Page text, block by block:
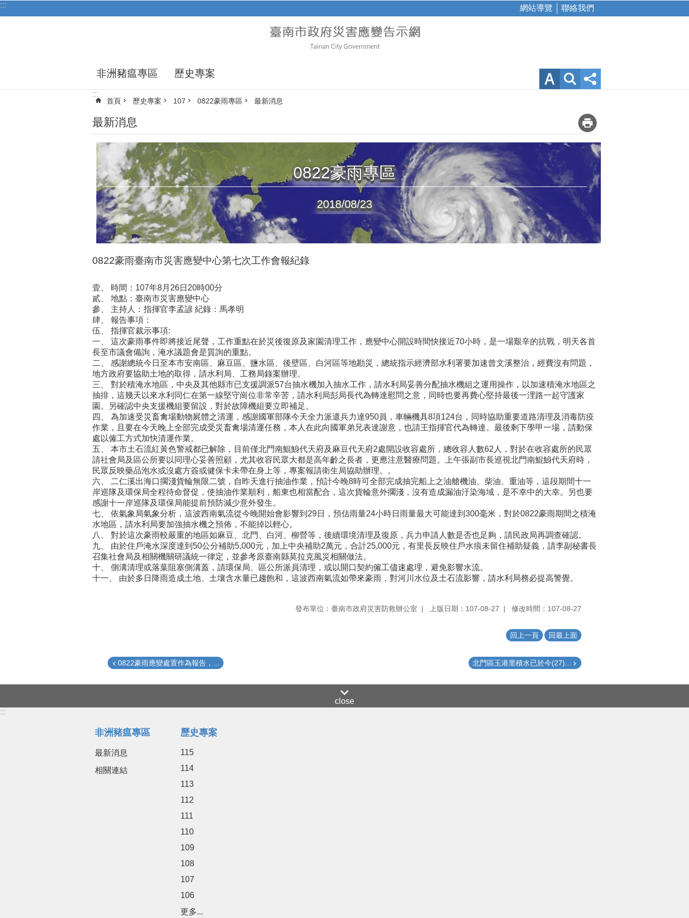
跳到主要內容區塊
::: 網站導覽 聯絡我們
非洲豬瘟專區 歷史專案
:::
首頁 歷史專案 107 0822豪雨專區 最新消息
最新消息
0822豪雨專區
2018/08/23
0822豪雨臺南市災害應變中心第七次工作會報紀錄
壹、 時間：107年8月26日20時00分
貳、 地點：臺南市災害應變中心
參、 主持人：指揮官李孟諺 紀錄：馬孝明
肆、 報告事項：
伍、 指揮官裁示事項:
一、 這次豪雨事件即將接近尾聲，工作重點在於災後復原及家園清理工作，應變中心開設時間快接近70小時，是一場艱辛的抗戰，明天各首
長至市議會備詢，淹水議題會是質詢的重點。
二、 感謝總統今日至本市安南區、麻豆區、鹽水區、後壁區、白河區等地勘災，總統指示經濟部水利署要加速曾文溪整治，經費沒有問題，
地方政府要協助土地的取得，請水利局、工務局錄案辦理。
三、 對於積淹水地區，中央及其他縣市已支援調派57台抽水機加入抽水工作，請水利局妥善分配抽水機組之運用操作，以加速積淹水地區之
抽排，這幾天以來水利同仁在第一線堅守崗位非常辛苦，請水利局彭局長代為轉達慰問之意，同時也要再費心堅持最後一浬路一起守護家
園。另確認中央支援機組要留設，對於故障機組要立即補足。
四、 為加速受災畜禽場動物屍體之清運，感謝國軍部隊今天全力派遣兵力達950員，車輛機具8項124台，同時協助重要道路清理及消毒防疫
作業，且要在今天晚上全部完成受災畜禽場清運任務，本人在此向國軍弟兄表達謝意，也請王指揮官代為轉達。最後剩下學甲一場，請動保
處以僱工方式加快清運作業。
五、 本市土石流紅黃色警戒都已解除，目前僅北門南鯤鯓代天府及麻豆代天府2處開設收容處所，總收容人數62人，對於在收容處所的民眾
請社會局及區公所要以同理心妥善照顧，尤其收容民眾大都是高年齡之長者，更應注意醫療問題。上午張副市長巡視北門南鯤鯓代天府時，
民眾反映藥品泡水或沒處方簽或健保卡未帶在身上等，專案報請衛生局協助辦理。。
六、 二仁溪出海口擱淺貨輪無限二號，自昨天進行抽油作業，預計今晚8時可全部完成抽完船上之油艙機油、柴油、重油等，這段期間十一
岸巡隊及環保局全程待命督促，使抽油作業順利，船東也相當配合，這次貨輪意外擱淺，沒有造成漏油汙染海域，是不幸中的大幸。另也要
感謝十一岸巡隊及環保局能提前預防減少意外發生。
七、 依氣象局氣象分析，這波西南氣流從今晚開始會影響到29日，預估雨量24小時日雨量最大可能達到300毫米，對於0822豪雨期間之積淹
水地區，請水利局要加強抽水機之預佈，不能掉以輕心。
八、 對於這次豪雨較嚴重的地區如麻豆、北門、白河、柳營等，後續環境清理及復原，兵力申請人數是否也足夠，請民政局再調查確認。
九、 由於住戶淹水深度達到50公分補助5,000元，加上中央補助2萬元，合計25,000元，有里長反映住戶水痕未留住補助疑義，請李副秘書長
召集社會局及相關機關研議統一律定，並參考原臺南縣莫拉克風災相關做法。
十、 側溝清理或落葉阻塞側溝蓋，請環保局、區公所派員清理，或以開口契約僱工儘速處理，避免影響水流。
十一、 由於多日降雨造成土地、土壤含水量已趨飽和，這波西南氣流如帶來豪雨，對河川水位及土石流影響，請水利局務必提高警覺。
發布單位：臺南市政府災害防救辦公室 上版日期：107-08-27 修改時間：107-08-27
回上一頁 回最上面
0822豪雨應變處置作為報告，... 北門區玉港里積水已於今(27)...
close
:::
非洲豬瘟專區
最新消息
相關連結
歷史專案
115
114
113
112
111
110
109
108
107
106
更多...